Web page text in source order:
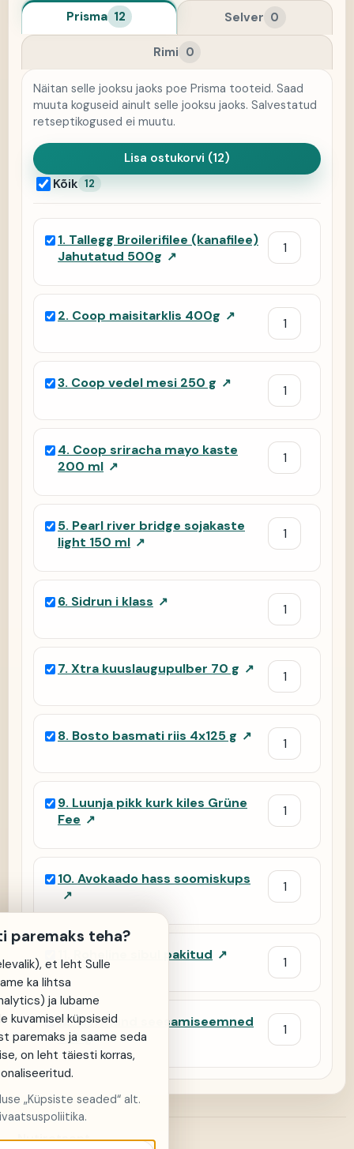
Prisma 12 Selver 0
Rimi 0
Näitan selle jooksu jaoks poe Prisma tooteid. Saad
muuta koguseid ainult selle jooksu jaoks. Salvestatud
retseptikogused ei muutu.
Kõik 12
Lisa ostukorvi (12)
1. Tallegg Broilerifilee (kanafilee)
Jahutatud 500g ↗
2. Coop maisitarklis 400g ↗
3. Coop vedel mesi 250 g ↗
4. Coop sriracha mayo kaste
200 ml ↗
5. Pearl river bridge sojakaste
light 150 ml ↗
6. Sidrun i klass ↗
7. Xtra kuuslaugupulber 70 g ↗
8. Bosto basmati riis 4x125 g ↗
9. Luunja pikk kurk kiles Grüne
Fee ↗
10. Avokaado hass soomiskups
↗
Roheline sibul pakitud ↗
12.Germund seesamiseemned
100 g ↗
Nutiretsept
paremaks teha?
et leht Sulle
ka lihtsa
ja lubame
kuvamisel küpsiseid
paremaks ja saame seda
on leht täiesti korras,
„Küpsiste seaded“ alt.